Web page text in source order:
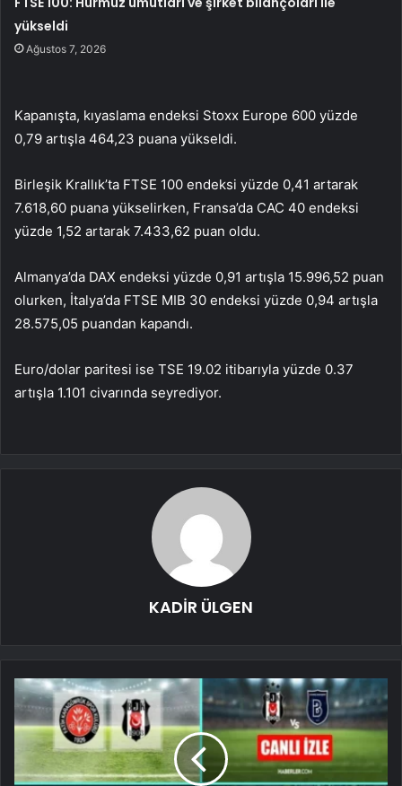
yükseldi
Ağustos 7, 2026
Kapanışta, kıyaslama endeksi Stoxx Europe 600 yüzde
0,79 artışla 464,23 puana yükseldi.
Birleşik Krallık’ta FTSE 100 endeksi yüzde 0,41 artarak
7.618,60 puana yükselirken, Fransa’da CAC 40 endeksi
yüzde 1,52 artarak 7.433,62 puan oldu.
Almanya’da DAX endeksi yüzde 0,91 artışla 15.996,52 puan
olurken, İtalya’da FTSE MIB 30 endeksi yüzde 0,94 artışla
28.575,05 puandan kapandı.
Euro/dolar paritesi ise TSE 19.02 itibarıyla yüzde 0.37
artışla 1.101 civarında seyrediyor.
KADİR ÜLGEN